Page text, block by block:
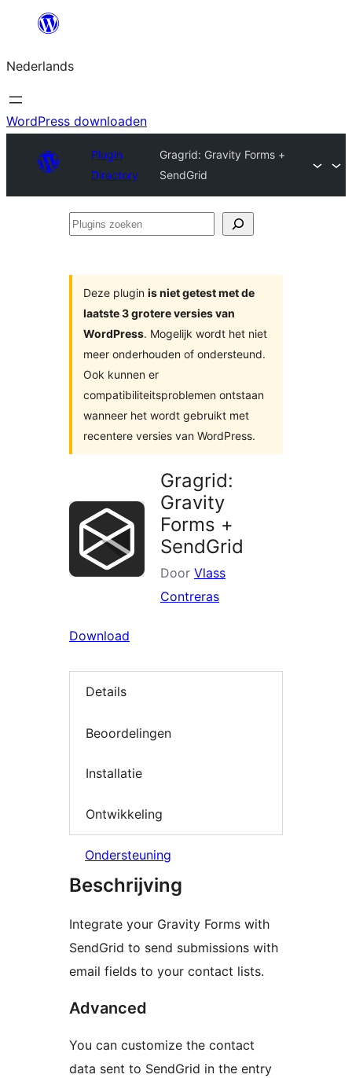
de
inhoud
Nederlands
WordPress downloaden
Plugin
Directory
Gragrid: Gravity Forms +
SendGrid
Plugins
Deze plugin is niet getest met de
laatste 3 grotere versies van
WordPress. Mogelijk wordt het niet
meer onderhouden of ondersteund.
Ook kunnen er
compatibiliteitsproblemen ontstaan
wanneer het wordt gebruikt met
recentere versies van WordPress.
Gragrid:
Gravity
Forms +
SendGrid
Door Vlass
Contreras
Download
Details
Beoordelingen
Installatie
Ontwikkeling
Ondersteuning
Beschrijving
Integrate your Gravity Forms with
SendGrid to send submissions with
email fields to your contact lists.
Advanced
You can customize the contact
data sent to SendGrid in the entry